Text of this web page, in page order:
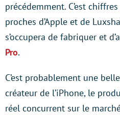
précédemment. C’est
proches d’Apple et de
s’occupera de fabriquer et
Pro.
C’est probablement une
créateur de l’iPhone, le
réel concurrent sur le